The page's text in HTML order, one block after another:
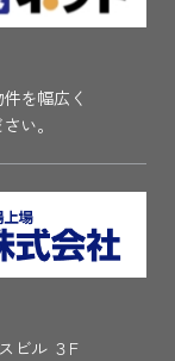
を幅広く
い。
ビル ３F